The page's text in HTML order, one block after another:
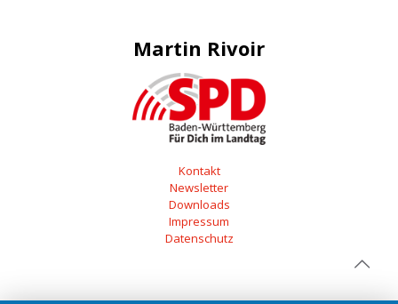
Martin Rivoir
Kontakt
Newsletter
Downloads
Impressum
Datenschutz